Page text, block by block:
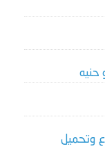
حنيه
وتحميل